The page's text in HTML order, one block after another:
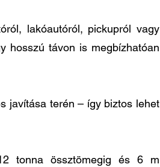
lakóautóról, pickupról vagy
hosszú távon is megbízhatóan
javítása terén – így biztos lehet
tonna össztömegig és 6 m